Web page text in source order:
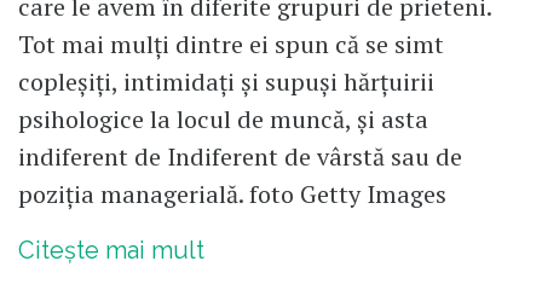
care le avem în diferite grupuri de prieteni.
Tot mai mulți dintre ei spun că se simt
copleșiți, intimidați și supuși hărțuirii
psihologice la locul de muncă, și asta
indiferent de Indiferent de vârstă sau de
poziția managerială. foto Getty Images
Citește mai mult